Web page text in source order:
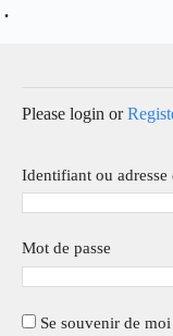
.
Please login or
Identifiant ou adresse
Mot de passe
Se souvenir de moi